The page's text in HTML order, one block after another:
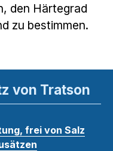
den Härtegrad
zu bestimmen.
von Tratson
frei von Salz